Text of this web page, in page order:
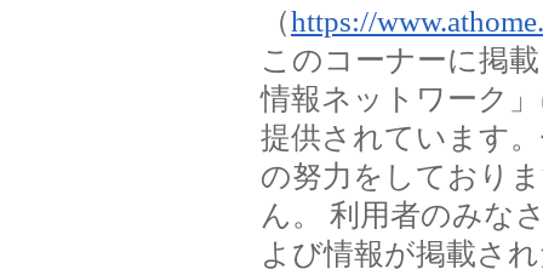
（https://
このコーナーに掲
情報ネットワーク
提供されています
の努力をしており
ん。 利用者のみな
よび情報が掲載さ